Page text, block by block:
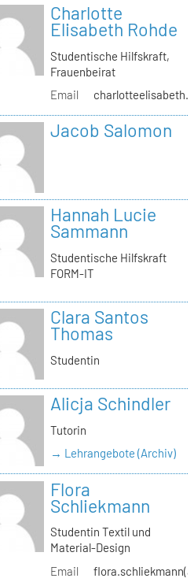
Charlotte
Elisabeth Rohde
Studentische Hilfskraft,
Frauenbeirat
Email
Jacob Salomon
Hannah Lucie
Sammann
Studentische Hilfskraft
FORM-IT
Clara Santos
Thomas
Studentin
Alicja Schindler
Tutorin
→ Lehrangebote (Archiv)
Flora
Schliekmann
Studentin Textil und
Material-Design
Email